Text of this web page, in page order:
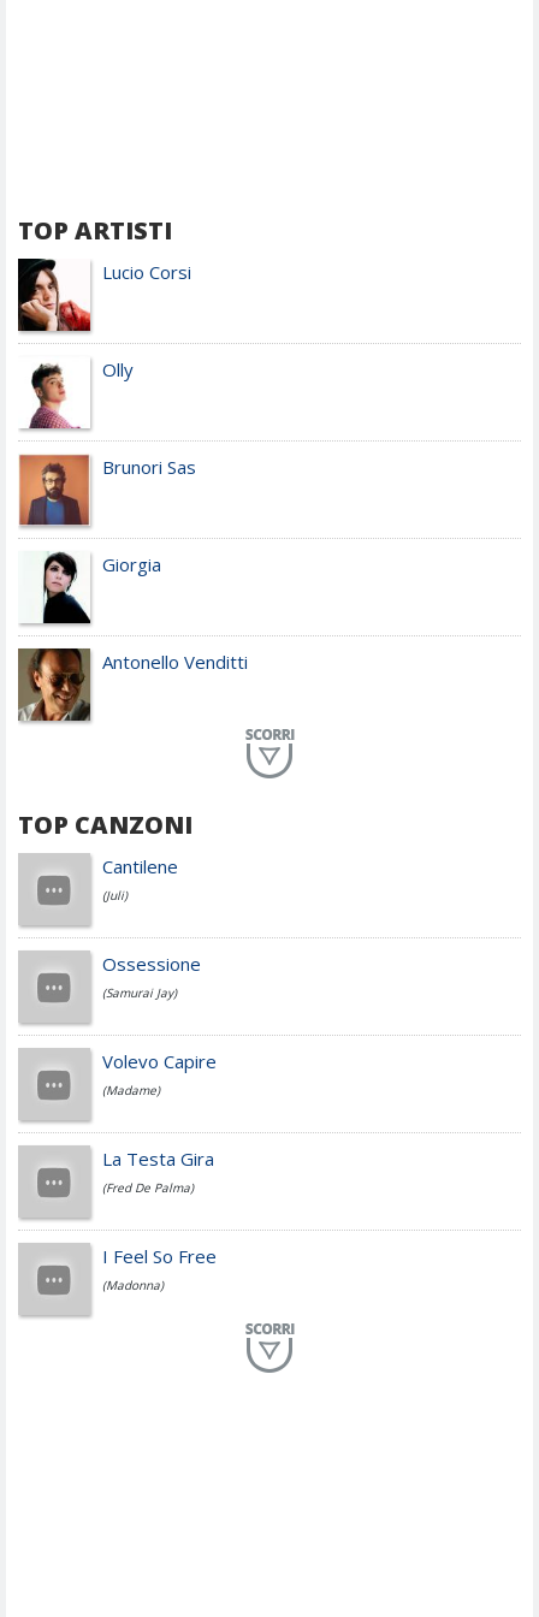
TOP ARTISTI
Lucio Corsi
Olly
Brunori Sas
Giorgia
Antonello Venditti
Achille Lauro
Cesare Cremonini
Jovanotti
Fedez
Simone Cristicchi
TOP CANZONI
Cantilene
(Juli)
Ossessione
(Samurai Jay)
Volevo Capire
(Madame)
La Testa Gira
(Fred De Palma)
I Feel So Free
(Madonna)